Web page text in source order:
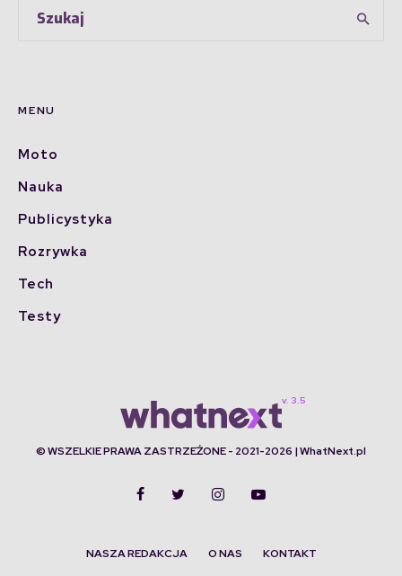
MENU
Moto
Nauka
Publicystyka
Rozrywka
Tech
Testy
© WSZELKIE PRAWA ZASTRZEŻONE - 2021-2026 | WhatNext.pl
NASZA REDAKCJA O NAS KONTAKT